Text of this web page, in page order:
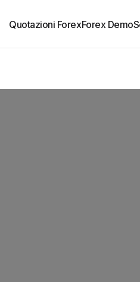
Quotazioni ForexForex Demo